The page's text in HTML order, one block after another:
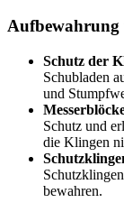
Aufbewahrung
Schutz der
Schubladen
und
Schutz und
die Klingen
bewahren.